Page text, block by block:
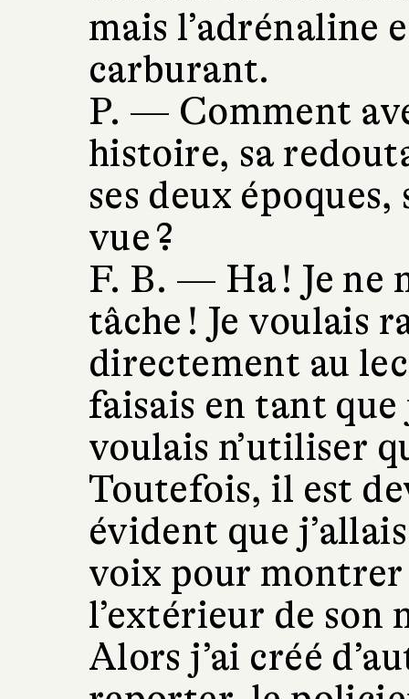
mais l’adrénaline
carburant.
P. — Comment
histoire, sa
ses deux
vue ?
F. B. — Ha ! Je ne
tâche ! Je voulais
directement au
faisais en tant
voulais n’utiliser
Toutefois, il est
évident que
voix pour montrer
l’extérieur de son
Alors j’ai créé